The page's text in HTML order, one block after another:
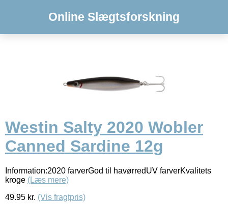
Online Slægtsforskning
Westin Salty 2020 Wobler
Canned Sardine 12g
Information:2020 farverGod til havørredUV farverKvalitets
kroge (Læs mere)
49.95 kr. (Vis fragtpris)